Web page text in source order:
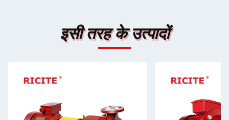
इसी तरह के उत्पादों